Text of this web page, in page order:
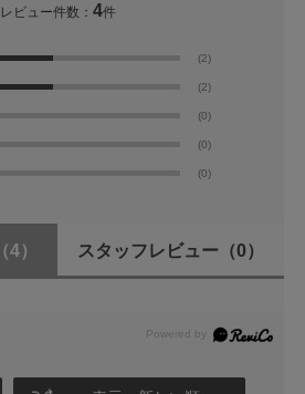
レビュー件数： 4件
(2)
(2)
(0)
(0)
(0)
（4） スタッフレビュー （0）